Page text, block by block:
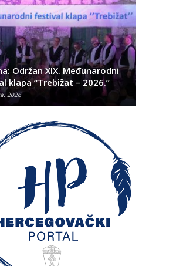
Održan XIX. Međunarodni
klapa “Trebižat – 2026.”
2026